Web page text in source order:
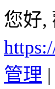
您好,
管理 |